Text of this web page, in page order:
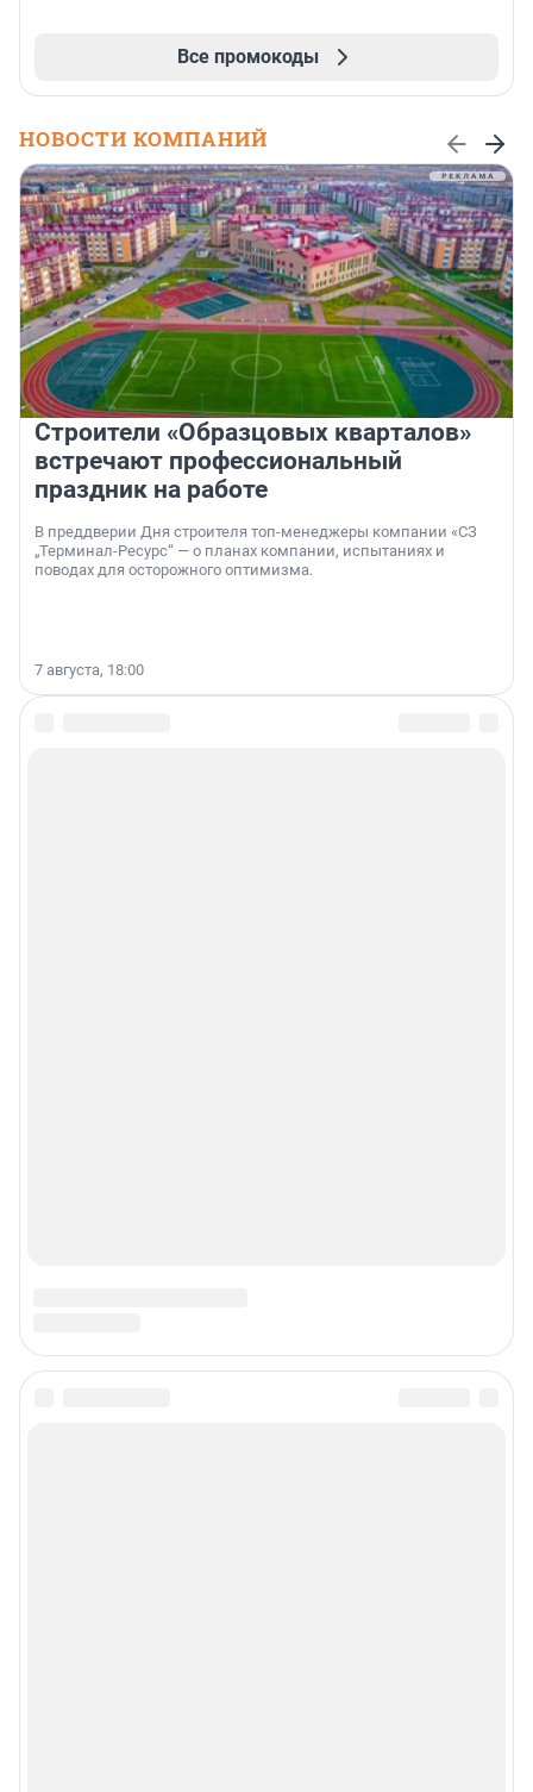
Все промокоды
НОВОСТИ КОМПАНИЙ
Строители «Образцовых кварталов»
встречают профессиональный
праздник на работе
В преддверии Дня строителя топ-менеджеры компании «СЗ
„Терминал-Ресурс“ — о планах компании, испытаниях и
поводах для осторожного оптимизма.
7 августа, 18:00